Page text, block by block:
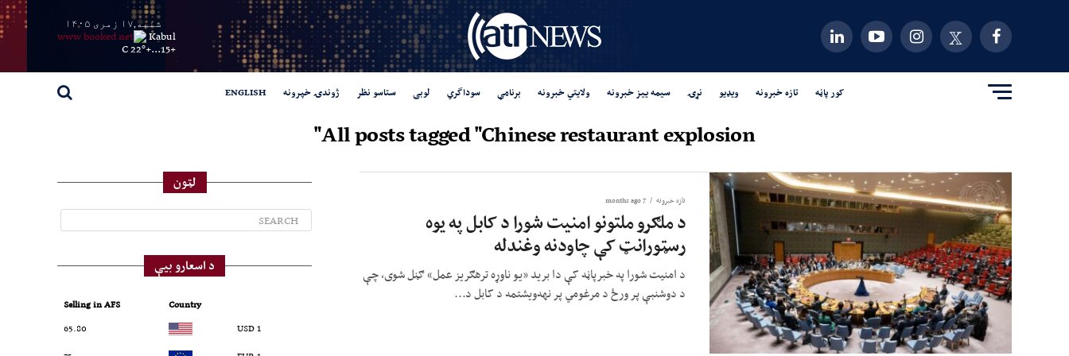
شنبه,۱۷ زمری ۱۴۰۵
Kabul
+
15...
+
22° C
کور پاڼه تازه خبرونه ویډیو نړۍ سیمه ییز خبرونه ولایتي خبرونه برنامې سوداگري لوبی ستاسو نظر ژوندۍ خپرونه ENGLISH
All posts tagged "Chinese restaurant explosion"
تازه خبرونه 7 months ago
د ملګرو ملتونو امنیت شورا د کابل په یوه
رسټورانټ کې چاودنه وغندله
د امنیت شورا په خبرپاڼه کې دا برید «یو ناوړه ترهګریز عمل» ګڼل شوی، چې
د دوشنبې پر ورځ د مرغومي پر نهه‌ویشتمه د کابل د...
لټون
د اسعارو بیې
Country
Selling in AFS
1 USD
65.80